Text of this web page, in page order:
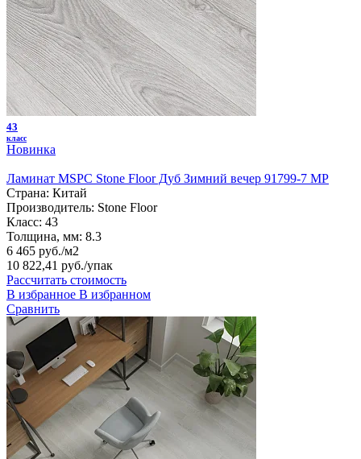
43
класс
Новинка
Ламинат MSPC Stone Floor Дуб Зимний вечер 91799-7 MP
Страна: Китай
Производитель: Stone Floor
Класс: 43
Толщина, мм: 8.3
6 465 руб./м2
10 822,41 руб./упак
Рассчитать стоимость
В избранное В избранном
Сравнить